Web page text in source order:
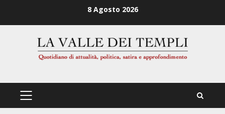
8 Agosto 2026
PRIMÄRES